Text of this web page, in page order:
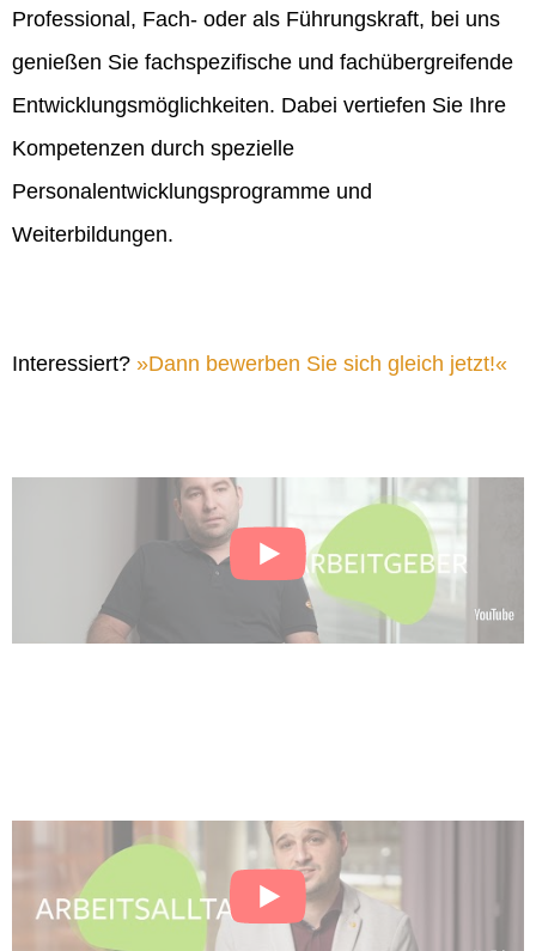
Professional, Fach- oder als Führungskraft, bei uns
genießen Sie fachspezifische und fachübergreifende
Entwicklungsmöglichkeiten. Dabei vertiefen Sie Ihre
Kompetenzen durch spezielle
Personalentwicklungsprogramme und
Weiterbildungen.
Interessiert? Dann bewerben Sie sich gleich jetzt!